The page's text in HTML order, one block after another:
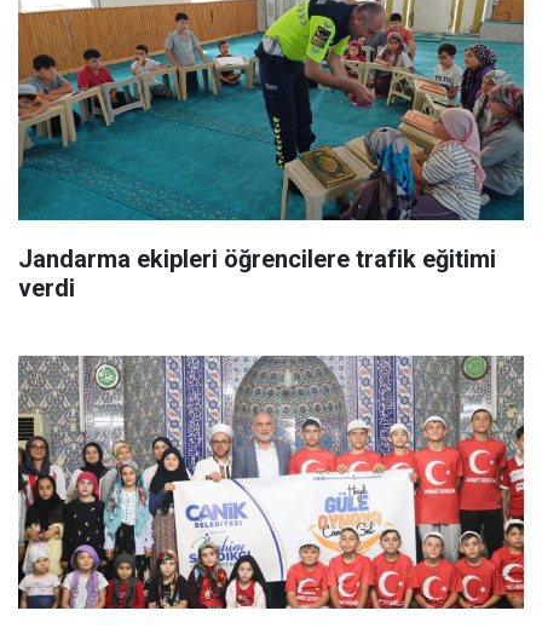
Jandarma ekipleri öğrencilere trafik eğitimi
verdi